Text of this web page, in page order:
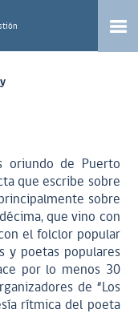
oriundo de Puerto
que escribe sobre
sobre
que vino con
el folclor popular
y poetas populares
por lo menos 30
de “Los
rítmica del poeta